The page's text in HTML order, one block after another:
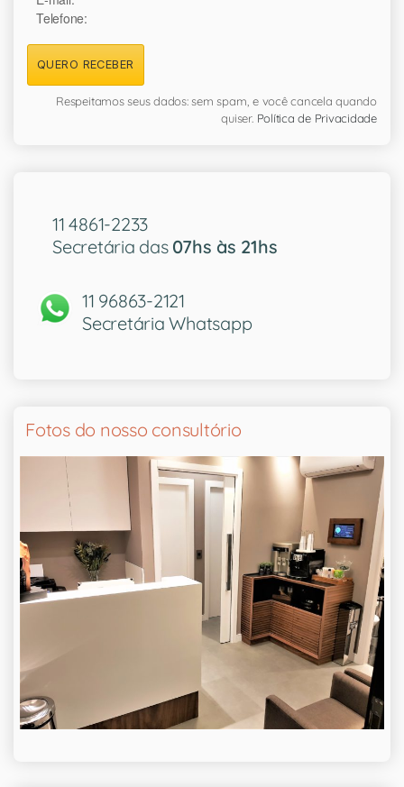
Telefone:
QUERO RECEBER
Respeitamos seus dados: sem spam, e você cancela quando
quiser. Política de Privacidade
11 4861-2233
Secretária das 07hs às 21hs
11 96863-2121
Secretária Whatsapp
Fotos do nosso consultório